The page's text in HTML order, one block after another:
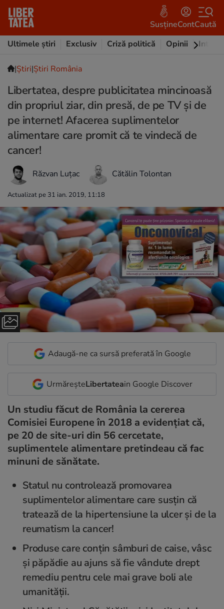
SusțineContCaută
Ultimele știri
Exclusiv Criză politică Opinii
|Ştiri|Știri România
Libertatea, despre publicitatea mincinoasă
din propriul ziar, din presă, de pe TV și de
pe internet! Afacerea suplimentelor
alimentare care promit că te vindecă de
cancer!
Răzvan Luțac Cătălin Tolontan
Actualizat pe 31 ian. 2019, 11:18
Adaugă-ne ca sursă preferată în Google
UrmăreșteLibertateain Google Discover
Un studiu făcut de România la cererea
Comisiei Europene în 2018 a evidențiat că,
pe 20 de site-uri din 56 cercetate,
suplimentele alimentare pretindeau că fac
minuni de sănătate.
Statul nu controlează promovarea
suplimentelor alimentare care susțin că
tratează de la hipertensiune la ulcer și de la
reumatism la cancer!
Produse care conțin sâmburi de caise, vâsc
și păpădie au ajuns să fie vândute drept
remediu pentru cele mai grave boli ale
umanității.